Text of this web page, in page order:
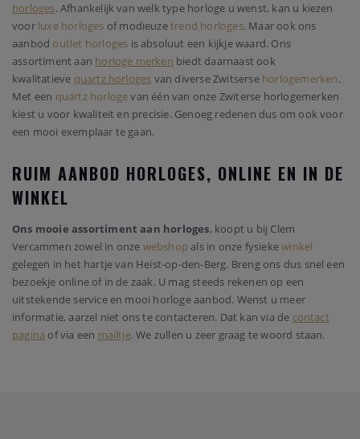
horloges. Afhankelijk van welk type horloge u wenst, kan u kiezen
voor luxe horloges of modieuzetrend horloges. Maar ook ons
aanbod outlet horloges is absoluut een kijkje waard. Ons
assortiment aan horloge merken biedt daarnaast ook
kwalitatieve quartz horloges van diverse Zwitserse horlogemerken.
Met een quartz horlogevan één van onze Zwiterse horlogemerken
kiest u voor kwaliteit en precisie. Genoeg redenen dus om ook voor
een mooi exemplaar te gaan.
RUIM AANBOD HORLOGES, ONLINE EN IN DE
WINKEL
Ons mooie assortiment aan horloges, koopt u bij Clem
Vercammen zowel in onze webshop als in onze fysiekewinkel
gelegen in het hartje van Heist-op-den-Berg. Breng ons dus snel een
bezoekje online of in de zaak. U mag steeds rekenen op een
uitstekende service en mooi horloge aanbod. Wenst u meer
informatie, aarzel niet ons te contacteren. Dat kan via de contact
pagina of via een mailtje. We zullen u zeer graag te woord staan.